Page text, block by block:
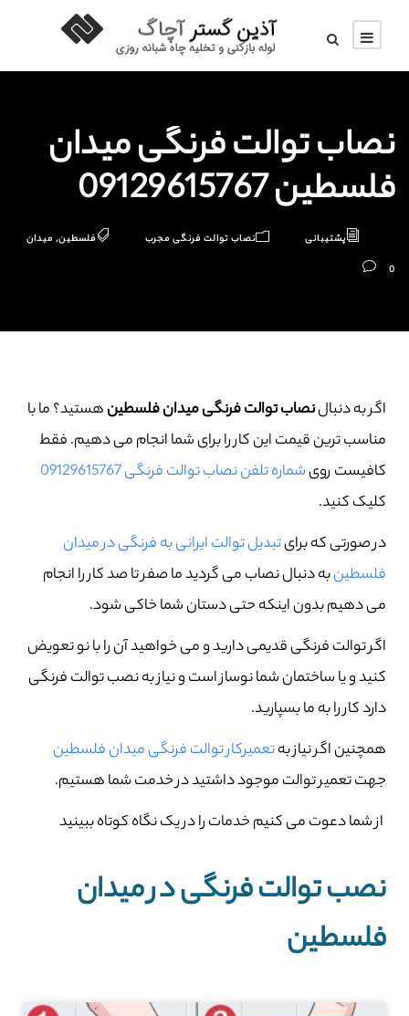
نصاب توالت فرنگی میدان
فلسطین 09129615767
پشتیبانی نصاب توالت فرنگی مجرب فلسطین, میدان
0
اگر به دنبالنصاب توالت فرنگی میدان فلسطینهستید؟ ما با
مناسب ترین قیمت این کار را برای شما انجام می دهیم. فقط
کافیست رویشماره تلفن نصاب توالت فرنگی 09129615767
کلیک کنید.
در صورتی که برایتبدیل توالت ایرانی به فرنگی در میدان
فلسطینبه دنبال نصاب می گردید ما صفر تا صد کار را انجام
می دهیم بدون اینکه حتی دستان شما خاکی شود.
اگر توالت فرنگی قدیمی دارید و می خواهید آن را با نو تعویض
کنید و یا ساختمان شما نوساز است و نیاز به نصب توالت فرنگی
دارد کار را به ما بسپارید.
همچنین اگر نیاز بهتعمیرکار توالت فرنگی میدان فلسطین
جهت تعمیر توالت موجود داشتید در خدمت شما هستیم.
از شما دعوت می کنیم خدمات را در یک نگاه کوتاه ببینید
نصب توالت فرنگی در میدان
فلسطین